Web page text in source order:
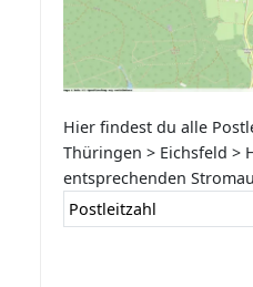
Hier findest du alle
Thüringen > Eichsfeld >
entsprechenden
Postleitzahl